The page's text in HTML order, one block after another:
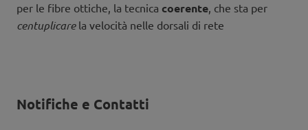
per le fibre ottiche, la tecnica coerente, che sta per
centuplicarela velocità nelle dorsali di rete
Notifiche e Contatti